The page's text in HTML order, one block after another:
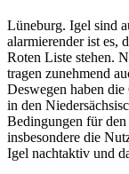
Lüneburg. Igel sind
alarmierender ist es,
Roten Liste stehen.
tragen zunehmend
Deswegen haben
in den
Bedingungen für
insbesondere die
Igel nachtaktiv und